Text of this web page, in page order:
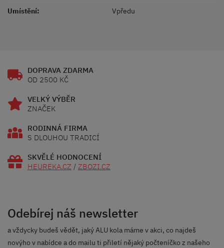
Umístění: Vpředu
DOPRAVA ZDARMA
OD 2500 KČ
VELKÝ VÝBĚR
ZNAČEK
RODINNÁ FIRMA
S DLOUHOU TRADICÍ
SKVĚLÉ HODNOCENÍ
HEUREKA.CZ / ZBOZI.CZ
Odebírej náš newsletter
a vždycky budeš vědět, jaký ALU kola máme v akci, co najdeš
novýho v nabídce a do mailu ti přiletí nějaký počteníčko z našeho